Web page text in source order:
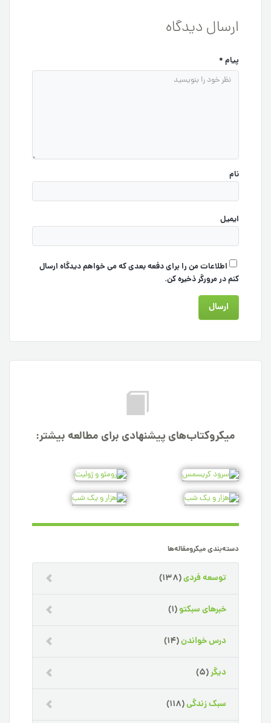
ارسال دیدگاه
پیام*
نام
ایمیل
اطلاعات من را برای دفعه بعدی که می خواهم دیدگاه ارسال
کنم در مرورگر ذخیره کن.
میکروکتاب‌های پیشنهادی برای مطالعه بیشتر:
دسته‌بندی میکرومقاله‌ها
توسعه فردی(138)
خبرهای سبکتو(1)
درس خواندن(14)
دیگر(5)
سبک زندگی(118)